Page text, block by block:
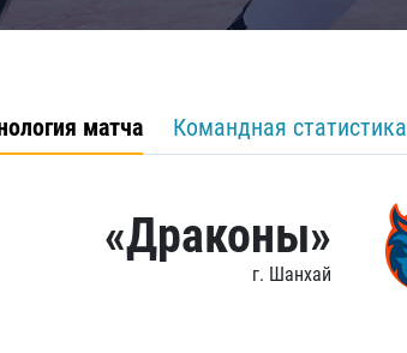
матча Командная статистика
«Драконы»
г. Шанхай